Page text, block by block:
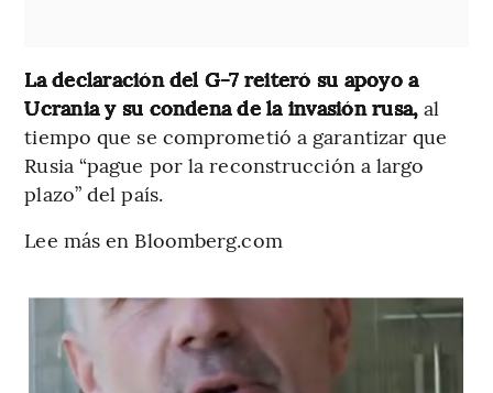
La declaración del G-7 reiteró su apoyo a
Ucrania y su condena de la invasión rusa, al
tiempo que se comprometió a garantizar que
Rusia “pague por la reconstrucción a largo
plazo” del país.
Lee más en Bloomberg.com